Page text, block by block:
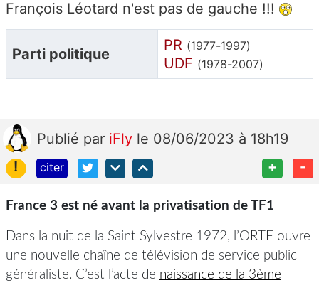
François Léotard n'est pas de gauche !!!
Parti politique
PR (1977-1997)
UDF (1978-2007)
Publié par iFly le 08/06/2023 à 18h19
!
citer + -
France 3 est né avant la privatisation de TF1
Dans la nuit de la Saint Sylvestre 1972, l’ORTF ouvre
une nouvelle chaîne de télévision de service public
généraliste. C’est l’acte de naissance de la 3ème